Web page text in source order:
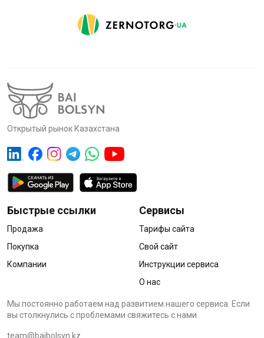
Открытый рынок Казахстана
Быстрые ссылки
Продажа
Покупка
Компании
Сервисы
Тарифы сайта
Свой сайт
Инструкции сервиса
О нас
Мы постоянно работаем над развитием нашего сервиса. Если
вы столкнулись с проблемами cвяжитесь с нами
team@baibolsyn.kz